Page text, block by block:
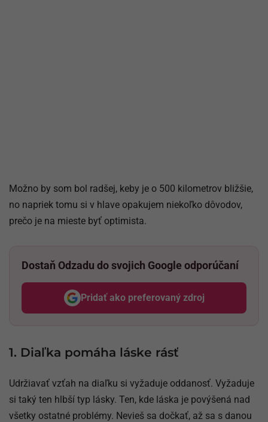
Možno by som bol radšej, keby je o 500 kilometrov bližšie,
no napriek tomu si v hlave opakujem niekoľko dôvodov,
prečo je na mieste byť optimista.
Dostaň Odzadu do svojich Google odporúčaní
Pridať ako preferovaný zdroj
Odzadu, odkaz sa otvorí v
1. Diaľka pomáha láske rásť
Udržiavať vzťah na diaľku si vyžaduje oddanosť. Vyžaduje
si taký ten hlbší typ lásky. Ten, kde láska je povýšená nad
všetky ostatné problémy. Nevieš sa dočkať, až sa s danou